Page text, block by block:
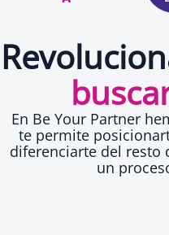
En Be Your Partner
te permite
diferenciarte del resto
un